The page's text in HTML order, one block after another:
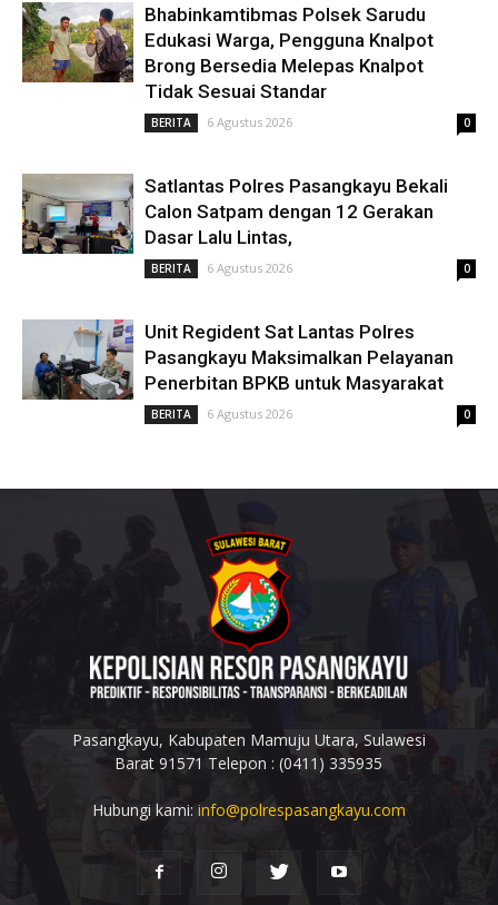
Bhabinkamtibmas Polsek Sarudu
Edukasi Warga, Pengguna Knalpot
Brong Bersedia Melepas Knalpot
Tidak Sesuai Standar
BERITA 6 Agustus 2026 0
Satlantas Polres Pasangkayu Bekali
Calon Satpam dengan 12 Gerakan
Dasar Lalu Lintas,
BERITA 6 Agustus 2026 0
Unit Regident Sat Lantas Polres
Pasangkayu Maksimalkan Pelayanan
Penerbitan BPKB untuk Masyarakat
BERITA 6 Agustus 2026 0
Pasangkayu, Kabupaten Mamuju Utara, Sulawesi
Barat 91571 Telepon : (0411) 335935
Hubungi kami: info@polrespasangkayu.com